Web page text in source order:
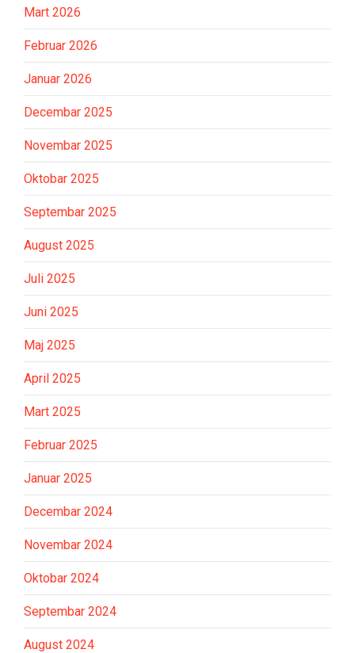
Mart 2026
Februar 2026
Januar 2026
Decembar 2025
Novembar 2025
Oktobar 2025
Septembar 2025
August 2025
Juli 2025
Juni 2025
Maj 2025
April 2025
Mart 2025
Februar 2025
Januar 2025
Decembar 2024
Novembar 2024
Oktobar 2024
Septembar 2024
August 2024